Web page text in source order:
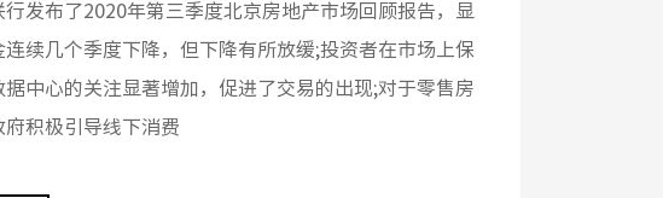
行发布了2020年第三季度北京房地产市场回顾报告，显
连续几个季度下降，但下降有所放缓;投资者在市场上保
据中心的关注显著增加，促进了交易的出现;对于零售房
府积极引导线下消费